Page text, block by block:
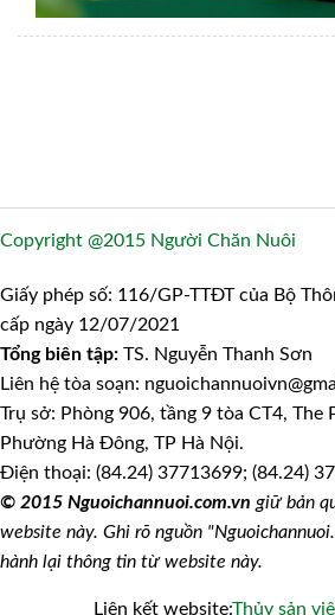
Copyright @2015 Người Chăn Nuôi
Giấy phép số: 116/GP-TTĐT của Bộ
cấp ngày 12/07/2021
Tổng biên tập: TS. Nguyễn Thanh Sơn
Liên hệ tòa soạn:
Trụ sở: Phòng 906, tầng 9 tòa CT4, The
Phường Hà Đông, TP Hà Nội.
Điện thoại: (84.24) 37713699; (84.24)
© 2015 Nguoichannuoi.com.vn giữ bản
website này. Ghi rõ nguồn
hành lại thông tin từ website này.
Liên kết website:Thủy sản